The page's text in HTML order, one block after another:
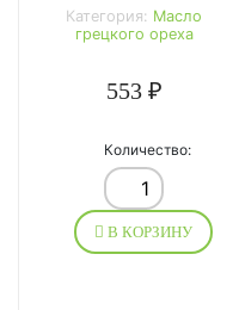
Категория: Масло
грецкого ореха
553 ₽
Количество:
В КОРЗИНУ